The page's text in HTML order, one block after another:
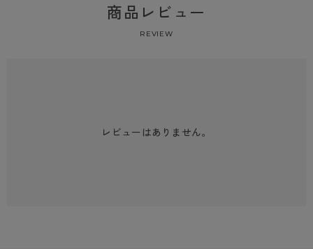
商品レビュー
REVIEW
レビューはありません。